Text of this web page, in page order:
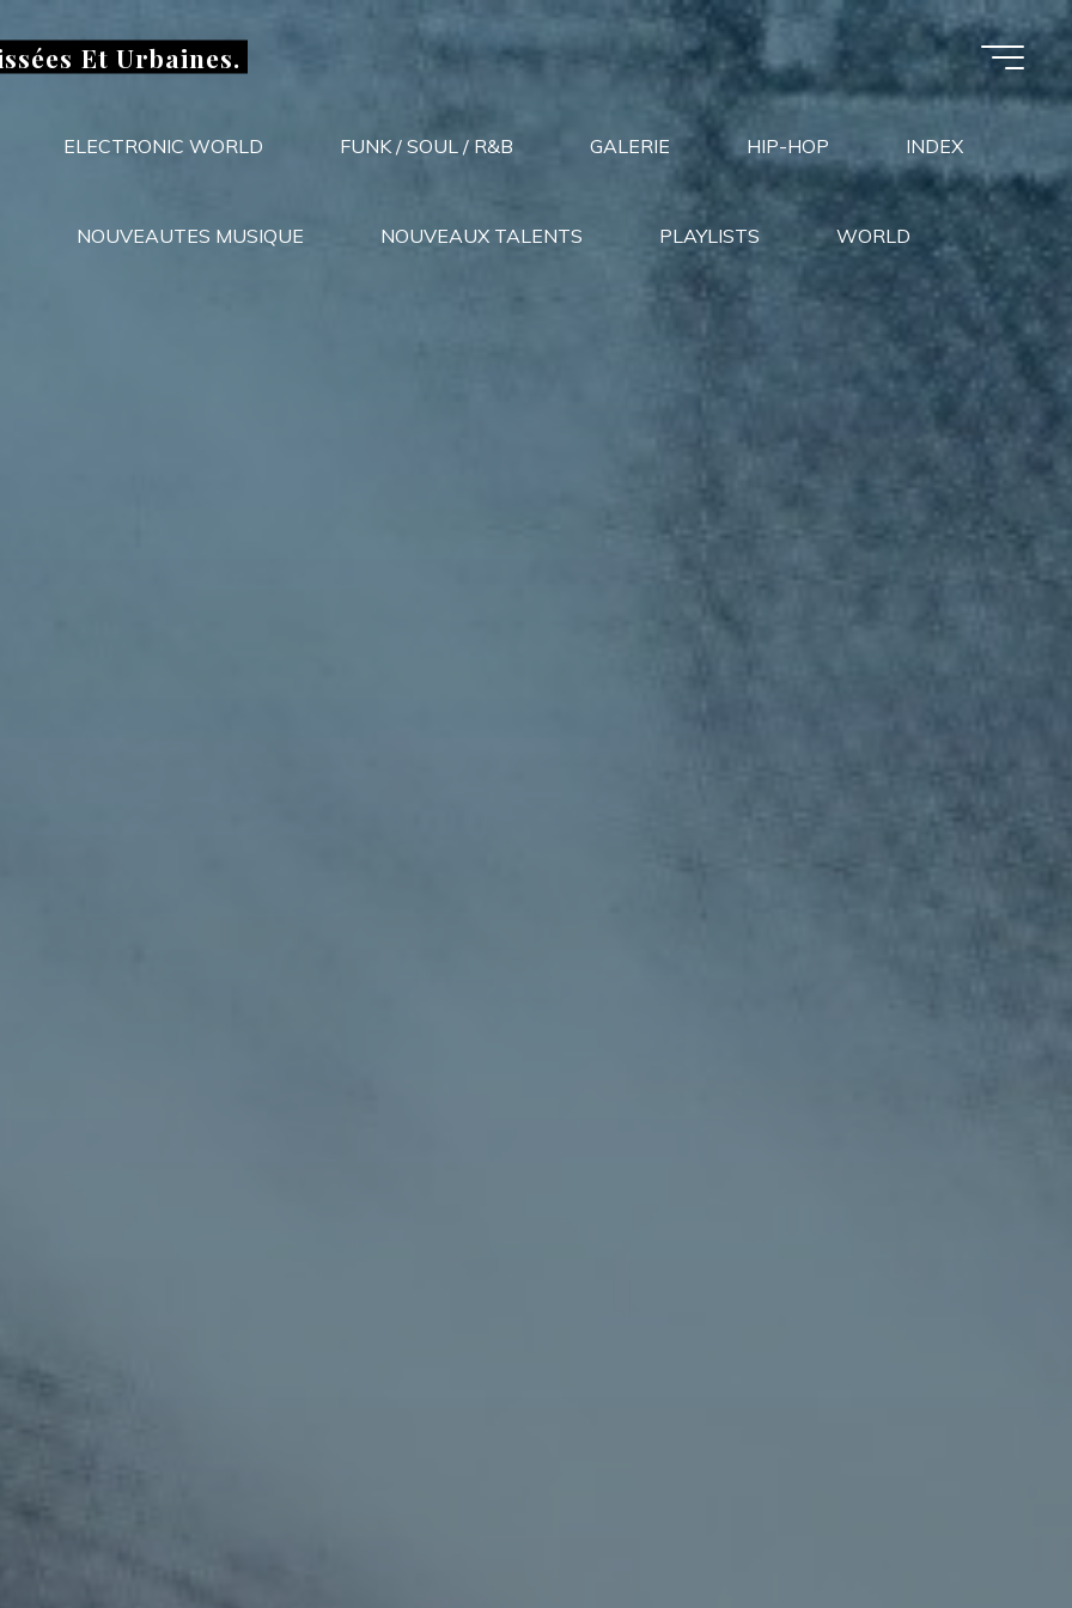
Et Urbaines.
ELECTRONIC WORLD FUNK / SOUL / R&B GALERIE HIP-HOP INDEX
NOUVEAUTES MUSIQUE NOUVEAUX TALENTS PLAYLISTS WORLD